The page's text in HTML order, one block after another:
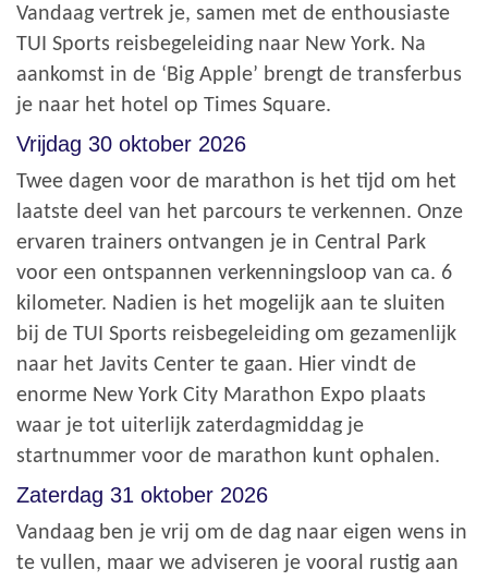
Vandaag vertrek je, samen met de enthousiaste
TUI Sports reisbegeleiding naar New York. Na
aankomst in de ‘Big Apple’ brengt de transferbus
je naar het hotel op Times Square.
Vrijdag 30 oktober 2026
Twee dagen voor de marathon is het tijd om het
laatste deel van het parcours te verkennen. Onze
ervaren trainers ontvangen je in Central Park
voor een ontspannen verkenningsloop van ca. 6
kilometer. Nadien is het mogelijk aan te sluiten
bij de TUI Sports reisbegeleiding om gezamenlijk
naar het Javits Center te gaan. Hier vindt de
enorme New York City Marathon Expo plaats
waar je tot uiterlijk zaterdagmiddag je
startnummer voor de marathon kunt ophalen.
Zaterdag 31 oktober 2026
Vandaag ben je vrij om de dag naar eigen wens in
te vullen, maar we adviseren je vooral rustig aan